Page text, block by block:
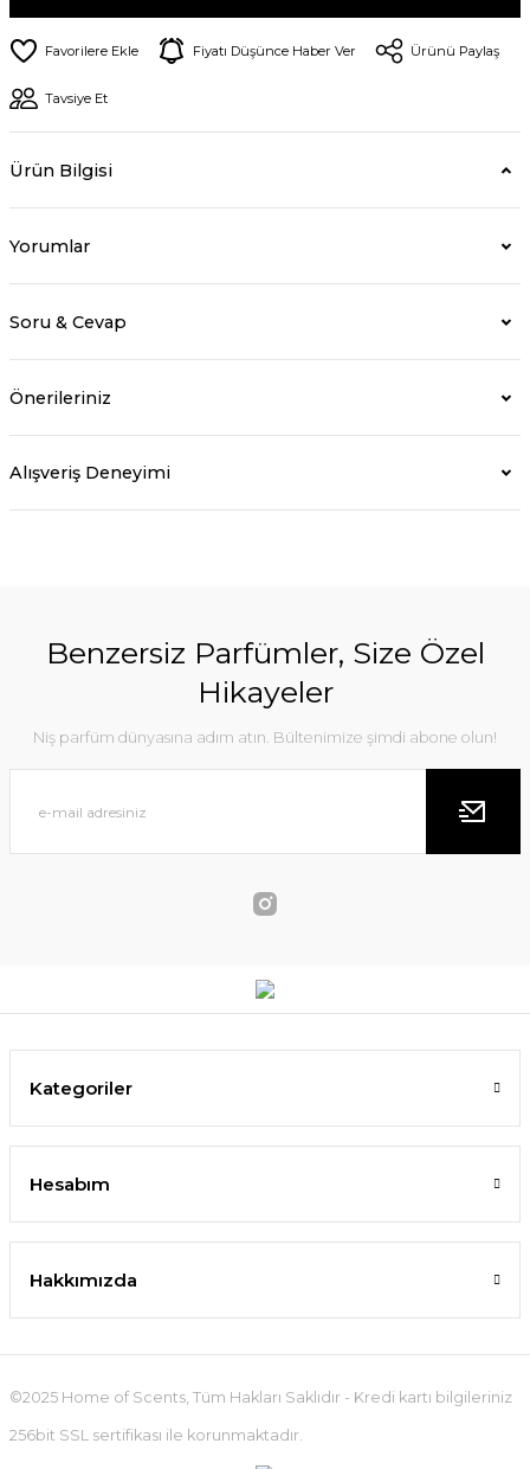
Fiyatı Düşünce Haber Ver Ürünü Paylaş
Tavsiye Et
Ürün Bilgisi
Yorumlar
Soru & Cevap
Önerileriniz
Alışveriş Deneyimi
Benzersiz Parfümler, Size Özel
Hikayeler
Niş parfüm dünyasına adım atın. Bültenimize şimdi abone olun!
Kategoriler
Hesabım
Hakkımızda
©2025 Home of Scents, Tüm Hakları Saklıdır - Kredi kartı bilgileriniz
256bit SSL sertifikası ile korunmaktadır.